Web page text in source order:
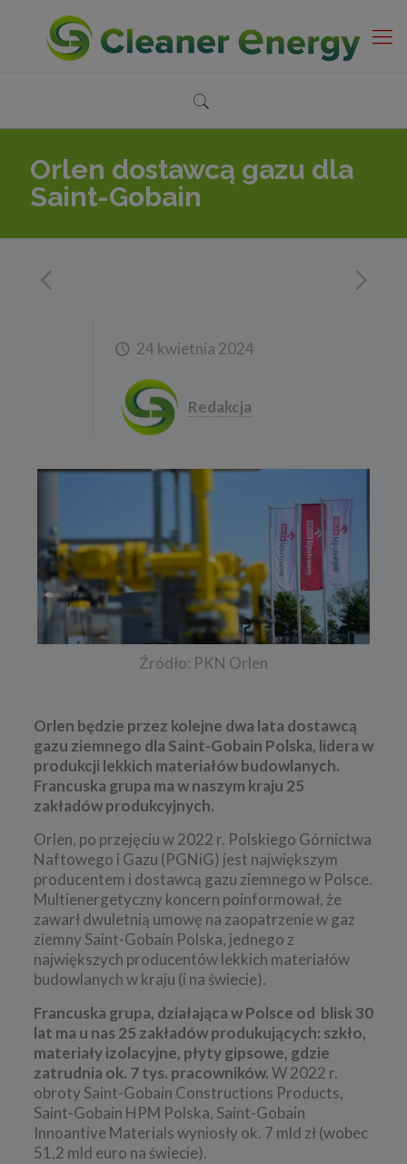
Orlen dostawcą gazu dla
Saint-Gobain
24 kwietnia 2024
Redakcja
Źródło: PKN Orlen
Orlen będzie przez kolejne dwa lata dostawcą
gazu ziemnego dla Saint-Gobain Polska, lidera w
produkcji lekkich materiałów budowlanych.
Francuska grupa ma w naszym kraju 25
zakładów produkcyjnych.
Orlen, po przejęciu w 2022 r. Polskiego Górnictwa
Naftowego i Gazu (PGNiG) jest największym
producentem i dostawcą gazu ziemnego w Polsce.
Multienergetyczny koncern poinformował, że
zawarł dwuletnią umowę na zaopatrzenie w gaz
ziemny Saint-Gobain Polska, jednego z
największych producentów lekkich materiałów
budowlanych w kraju (i na świecie).
Francuska grupa, działająca w Polsce od blisk 30
lat ma u nas 25 zakładów produkujących: szkło,
materiały izolacyjne, płyty gipsowe, gdzie
zatrudnia ok. 7 tys. pracowników.W 2022 r.
obroty Saint-Gobain Constructions Products,
Saint-Gobain HPM Polska, Saint-Gobain
Innoantive Materials wyniosły ok. 7 mld zł (wobec
51,2 mld euro na świecie).